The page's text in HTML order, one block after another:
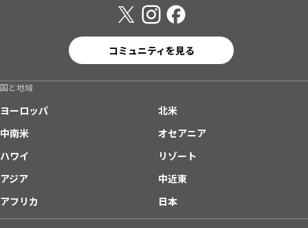
コミュニティを見る
国と地域
ヨーロッパ
北米
中南米
オセアニア
ハワイ
リゾート
アジア
中近東
アフリカ
日本